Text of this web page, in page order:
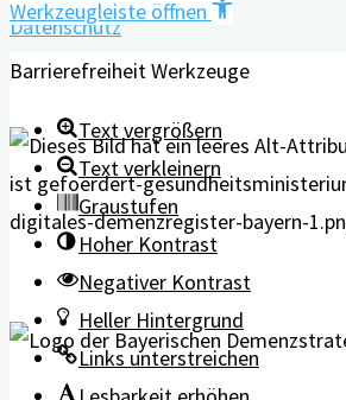
Datenschutz
Werkzeugleiste öffnen
Barrierefreiheit Werkzeuge
Text vergrößern
Text verkleinern
Graustufen
Hoher Kontrast
Negativer Kontrast
Heller Hintergrund
Links unterstreichen